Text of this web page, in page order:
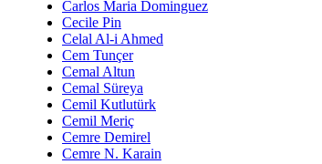
Carlos Maria Dominguez
Cecile Pin
Celal Al-i Ahmed
Cem Tunçer
Cemal Altun
Cemal Süreya
Cemil Kutlutürk
Cemil Meriç
Cemre Demirel
Cemre N. Karain